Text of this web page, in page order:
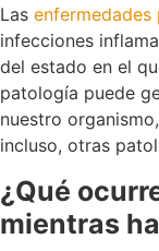
Las
infecciones
del estado en el
patología puede
nuestro
incluso, otras
¿Qué
mientras